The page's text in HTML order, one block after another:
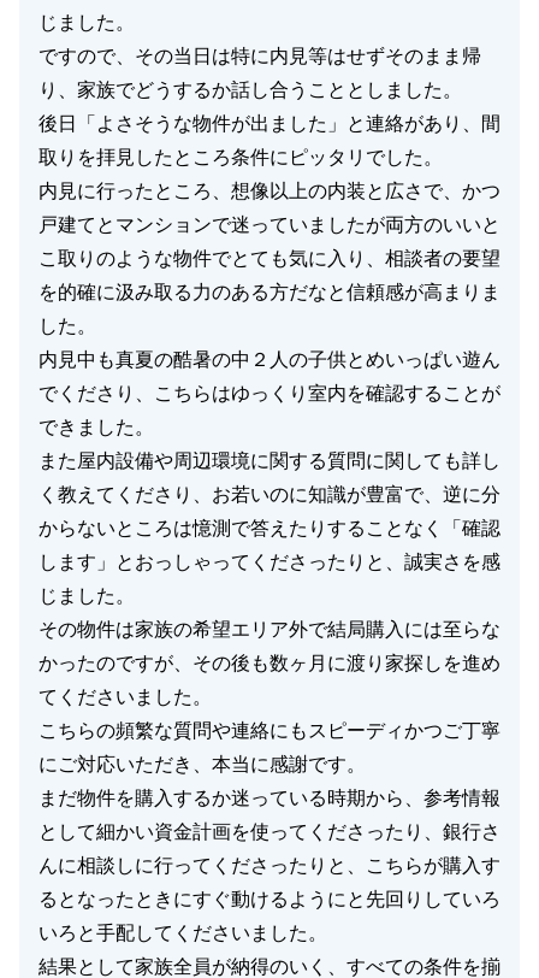
じました。
ですので、その当日は特に内見等はせずそのまま帰
り、家族でどうするか話し合うこととしました。
後日「よさそうな物件が出ました」と連絡があり、間
取りを拝見したところ条件にピッタリでした。
内見に行ったところ、想像以上の内装と広さで、かつ
戸建てとマンションで迷っていましたが両方のいいと
こ取りのような物件でとても気に入り、相談者の要望
を的確に汲み取る力のある方だなと信頼感が高まりま
した。
内見中も真夏の酷暑の中２人の子供とめいっぱい遊ん
でくださり、こちらはゆっくり室内を確認することが
できました。
また屋内設備や周辺環境に関する質問に関しても詳し
く教えてくださり、お若いのに知識が豊富で、逆に分
からないところは憶測で答えたりすることなく「確認
します」とおっしゃってくださったりと、誠実さを感
じました。
その物件は家族の希望エリア外で結局購入には至らな
かったのですが、その後も数ヶ月に渡り家探しを進め
てくださいました。
こちらの頻繁な質問や連絡にもスピーディかつご丁寧
にご対応いただき、本当に感謝です。
まだ物件を購入するか迷っている時期から、参考情報
として細かい資金計画を使ってくださったり、銀行さ
んに相談しに行ってくださったりと、こちらが購入す
るとなったときにすぐ動けるようにと先回りしていろ
いろと手配してくださいました。
結果として家族全員が納得のいく、すべての条件を揃